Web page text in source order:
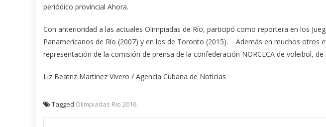
periódico provincial Ahora.
Con anterioridad a las actuales Olimpiadas de Río, participó como reportera en los
Panamericanos de Río (2007) y en los de Toronto (2015). Además en muchos otros
representación de la comisión de prensa de la confederación NORCECA de voleibol,
Liz Beatriz Martinez Vivero / Agencia Cubana de Noticias
Tagged Olimpiadas Rio 2016